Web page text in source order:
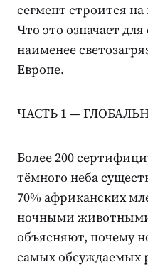
сегмент строится
Что это означает
наименее
Европе.
ЧАСТЬ 1 —
Более 200
тёмного неба
70% африканских
ночными
объясняют, почему
самых обсуждаемых